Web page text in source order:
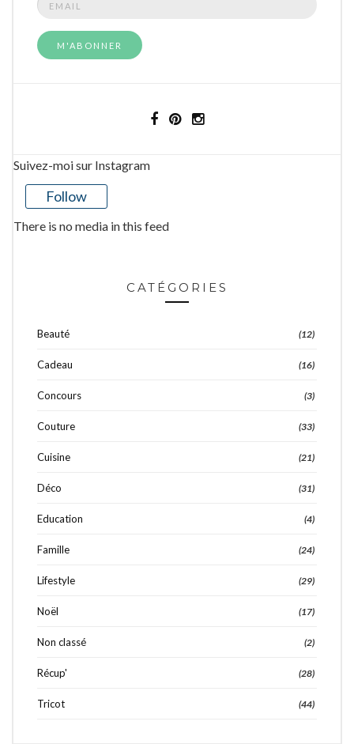
Suivez-moi sur Instagram
Follow
There is no media in this feed
CATÉGORIES
Beauté (12)
Cadeau (16)
Concours (3)
Couture (33)
Cuisine (21)
Déco (31)
Education (4)
Famille (24)
Lifestyle (29)
Noël (17)
Non classé (2)
Récup' (28)
Tricot (44)